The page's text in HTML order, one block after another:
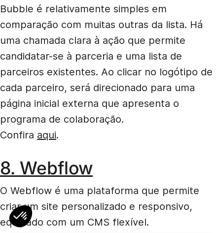
Bubble é relativamente simples em
comparação com muitas outras da lista. Há
uma chamada clara à ação que permite
candidatar-se à parceria e uma lista de
parceiros existentes. Ao clicar no logótipo de
cada parceiro, será direcionado para uma
página inicial externa que apresenta o
programa de colaboração.
Confira aqui.
8. Webflow
O Webflow é uma plataforma que permite
criar um site personalizado e responsivo,
equipado com um CMS flexível.